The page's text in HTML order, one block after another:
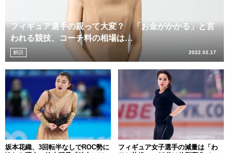
フィギュア選手の親って大変？ 「お金がかかる」と言
われる競技、コーチ料の相場は…
解説 2022.02.17
坂本花織、3回転半なしでROC勢に
フィギュア女子選手の減量は「わ